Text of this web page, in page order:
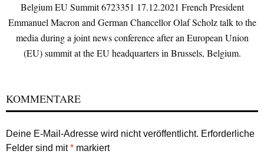
Belgium EU Summit 6723351 17.12.2021 French President
Emmanuel Macron and German Chancellor Olaf Scholz talk to the
media during a joint news conference after an European Union
(EU) summit at the EU headquarters in Brussels, Belgium.
KOMMENTARE
Deine E-Mail-Adresse wird nicht veröffentlicht. Erforderliche
Felder sind mit* markiert